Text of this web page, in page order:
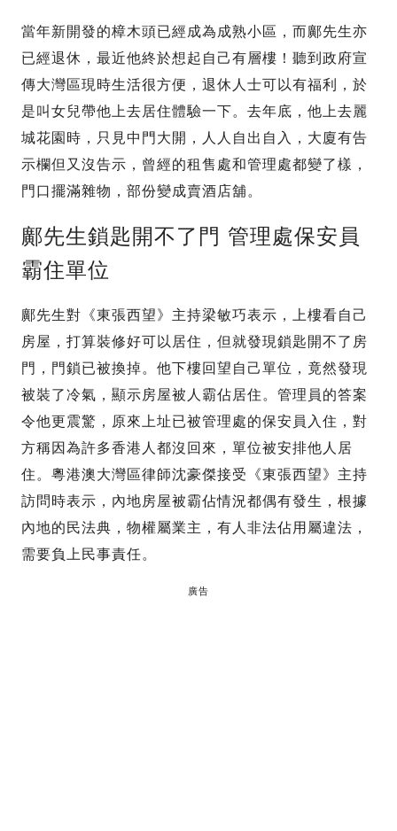
當年新開發的樟木頭已經成為成熟小區，而鄺先生亦
已經退休，最近他終於想起自己有層樓！聽到政府宣
傳大灣區現時生活很方便，退休人士可以有福利，於
是叫女兒帶他上去居住體驗一下。去年底，他上去麗
城花園時，只見中門大開，人人自出自入，大廈有告
示欄但又沒告示，曾經的租售處和管理處都變了樣，
門口擺滿雜物，部份變成賣酒店舖。
鄺先生鎖匙開不了門 管理處保安員
霸住單位
鄺先生對《東張西望》主持梁敏巧表示，上樓看自己
房屋，打算裝修好可以居住，但就發現鎖匙開不了房
門，門鎖已被換掉。他下樓回望自己單位，竟然發現
被裝了冷氣，顯示房屋被人霸佔居住。管理員的答案
令他更震驚，原來上址已被管理處的保安員入住，對
方稱因為許多香港人都沒回來，單位被安排他人居
住。粵港澳大灣區律師沈豪傑接受《東張西望》主持
訪問時表示，內地房屋被霸佔情況都偶有發生，根據
內地的民法典，物權屬業主，有人非法佔用屬違法，
需要負上民事責任。
廣告